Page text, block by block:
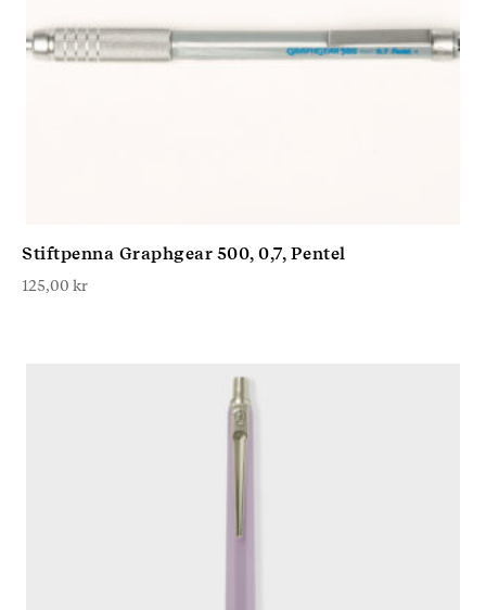
Stiftpenna Graphgear 500, 0,7, Pentel
125,00 kr